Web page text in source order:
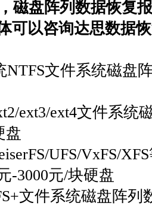
磁盘阵列数据恢复
可以咨询达思数据
NTFS文件系统磁盘
ext3/ext4文件系统
盘
UFS/VxFS/
-3000元/块硬盘
文件系统磁盘阵列